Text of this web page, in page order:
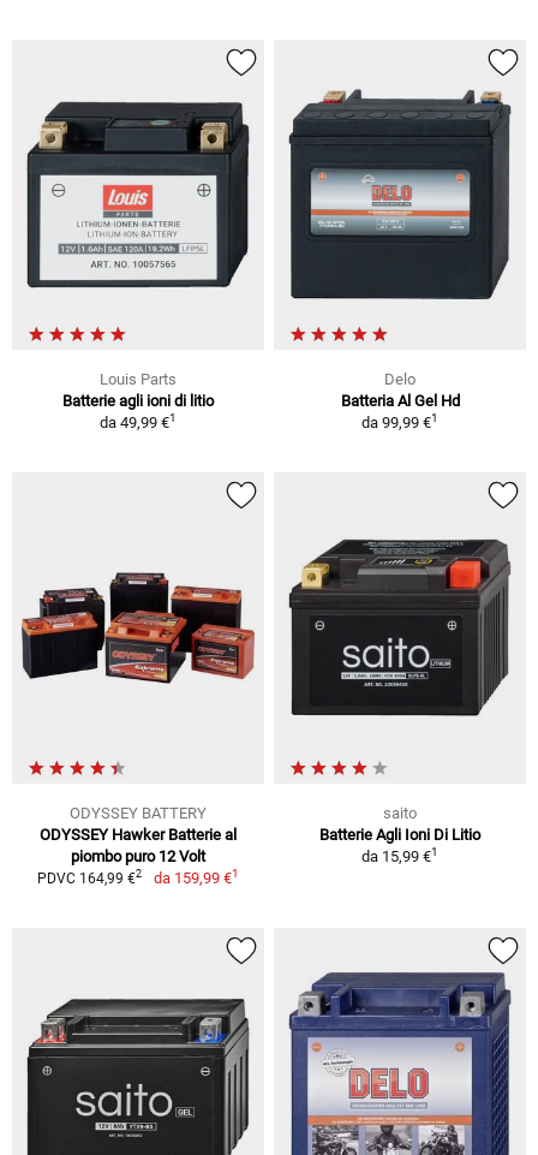
Louis Parts
Batterie agli ioni di litio
da 49,99 €1
Delo
Batteria Al Gel Hd
da 99,99 €1
ODYSSEY BATTERY
ODYSSEY Hawker Batterie al
piombo puro 12 Volt
PDVC 164,99 €2 da 159,99 €1
saito
Batterie Agli Ioni Di Litio
da 15,99 €1